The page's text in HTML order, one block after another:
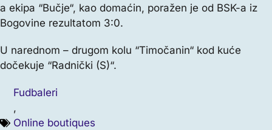
a ekipa “Bučje“, kao domaćin, poražen je od BSK-a iz
Bogovine rezultatom 3:0.
U narednom – drugom kolu “Timočanin“ kod kuće
dočekuje “Radnički (S)“.
Fudbaleri
,
Online boutiques